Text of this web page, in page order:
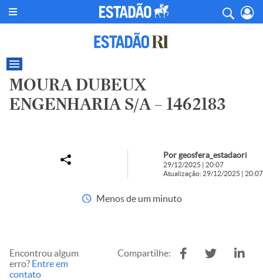
MOURA DUBEUX
ENGENHARIA S/A – 1462183
Por geosfera_estadaori
29/12/2025 | 20:07
Atualização: 29/12/2025 | 20:07
Menos de um minuto
Encontrou algum
erro? Entre em
contato
Compartilhe: